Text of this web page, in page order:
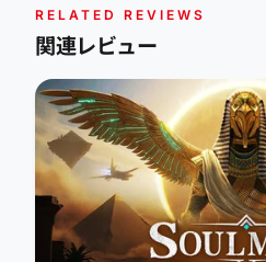
RELATED REVIEWS
関連レビュー